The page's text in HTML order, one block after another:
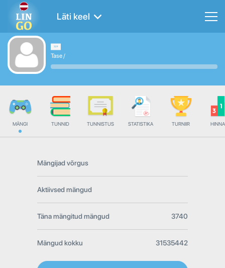
Läti keel
Tase/
MÄNGI TUNNID TUNNISTUS STATISTIKA TURNIIR
Mängijad võrgus
Aktiivsed mängud
Täna mängitud mängud 3740
Mängud kokku 31535442